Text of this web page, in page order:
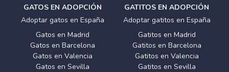
GATOS EN ADOPCIÓN
Adoptar gatos en España
Gatos en Madrid
Gatos en Barcelona
Gatos en Valencia
Gatos en Sevilla
GATITOS EN ADOPCIÓN
Adoptar gatitos en España
Gatitos en Madrid
Gatitos en Barcelona
Gatitos en Valencia
Gatitos en Sevilla